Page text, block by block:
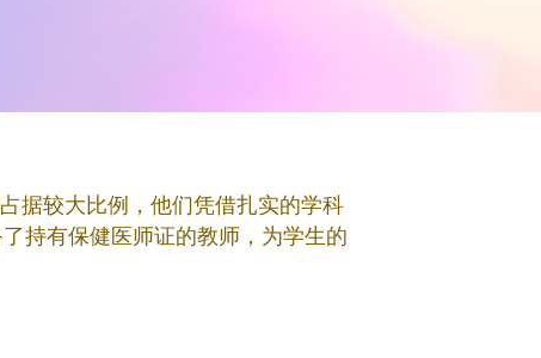
据较大比例，他们凭借扎实的学科
持有保健医师证的教师，为学生的